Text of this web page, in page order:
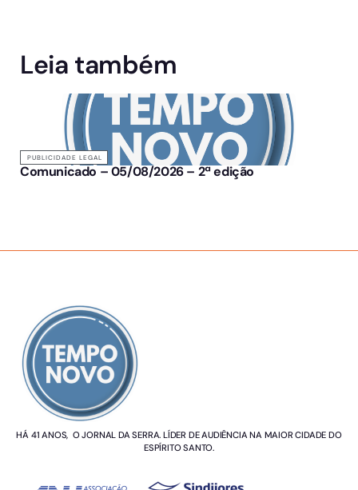
Leia também
PUBLICIDADE LEGAL
Comunicado – 05/08/2026 – 2ª edição
HÁ 41 ANOS, O JORNAL DA SERRA. LÍDER DE AUDIÊNCIA NA MAIOR CIDADE DO
ESPÍRITO SANTO.